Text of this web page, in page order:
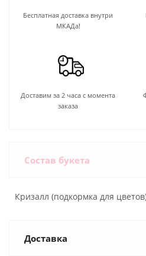
Бесплатная доставка внутри
МКАДа!
Доставим за 2 часа с момента
заказа
Состав букета
Кризалл (подкормка для
Доставка